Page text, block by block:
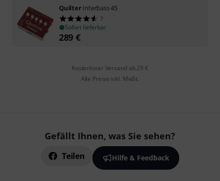
QuilterInterbass 45
7
Sofort lieferbar
289 €
Kostenloser Versand ab 29 €
Alle Preise inkl. MwSt.
Gefällt Ihnen, was Sie sehen?
Teilen Hilfe & Feedback